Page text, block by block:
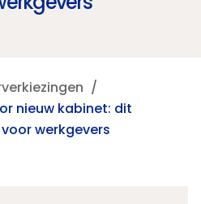
nieuw kabinet: dit
werkgevers